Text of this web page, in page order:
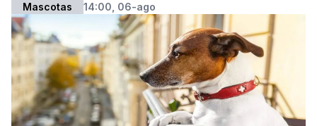
Mascotas 14:00, 06-ago